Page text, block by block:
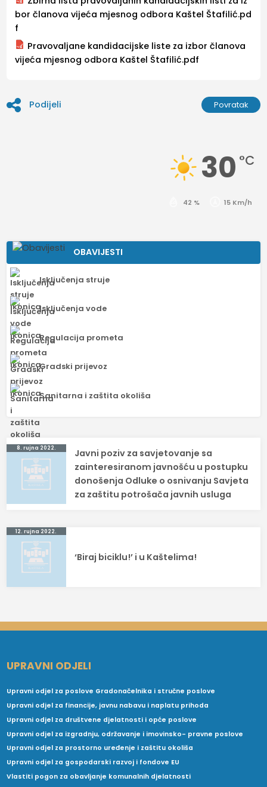
bor članova vijeća mjesnog odbora Kaštel Štafilić.pd
f
Pravovaljane kandidacijske liste za izbor članova
vijeća mjesnog odbora Kaštel Štafilić.pdf
Podijeli Povratak
30 °C
42 % 15 Km/h
OBAVIJESTI
Isključenja struje
Isključenja vode
Regulacija prometa
Gradski prijevoz
Sanitarna i zaštita okoliša
Navigacija
objava
8. rujna 2022.
Javni poziv za savjetovanje sa
zainteresiranom javnošću u postupku
donošenja Odluke o osnivanju Savjeta
za zaštitu potrošača javnih usluga
12. rujna 2022.
‘Biraj biciklu!’ i u Kaštelima!
UPRAVNI ODJELI
Upravni odjel za poslove Gradonačelnika i stručne poslove
Upravni odjel za financije, javnu nabavu i naplatu prihoda
Upravni odjel za društvene djelatnosti i opće poslove
Upravni odjel za izgradnju, održavanje i imovinsko- pravne poslove
Upravni odjel za prostorno uređenje i zaštitu okoliša
Upravni odjel za gospodarski razvoj i fondove EU
Vlastiti pogon za obavljanje komunalnih djelatnosti